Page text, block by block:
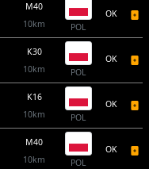
M40
10km
POL
OK
K30
10km
POL
OK
K16
10km
POL
OK
M40
10km
POL
OK